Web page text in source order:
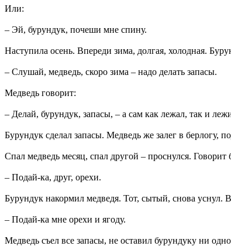
Или:
– Эй, бурундук, почеши мне спину.
Наступила осень. Впереди зима, долгая, холодная.
– Слушай, медведь, скоро зима – надо делать запасы.
Медведь говорит:
– Делай, бурундук, запасы, – а сам как лежал, так и
Бурундук сделал запасы. Медведь же залег в берлогу,
Спал медведь месяц, спал другой – проснулся. Говорит
– Подай-ка, друг, орехи.
Бурундук накормил медведя. Тот, сытый, снова уснул.
– Подай-ка мне орехи и ягоду.
Медведь съел все запасы, не оставил бурундуку ни